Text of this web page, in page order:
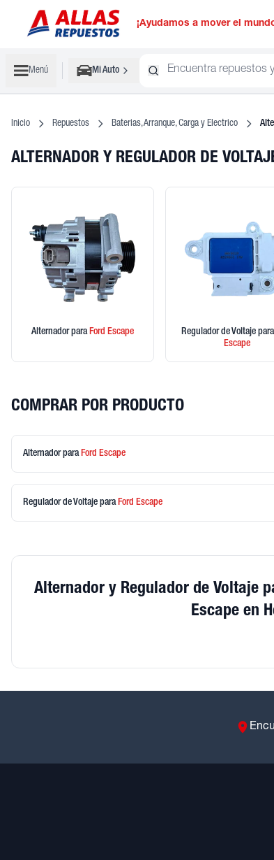
¡Ayudamos a mover el
Menú Mi Auto
Inicio Repuestos Baterias, Arranque, Carga y Electrico
ALTERNADOR Y REGULADOR DE
Alternador paraFord Escape Regulador de Voltaje
Escape
COMPRAR POR PRODUCTO
Alternadorpara Ford Escape
Regulador de Voltaje para Ford Escape
Alternador y Regulador de Voltaje
Escape en